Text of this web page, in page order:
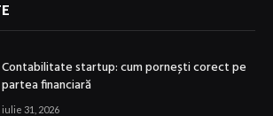
Contabilitate startup: cum pornești corect pe
partea financiară
iulie 31, 2026